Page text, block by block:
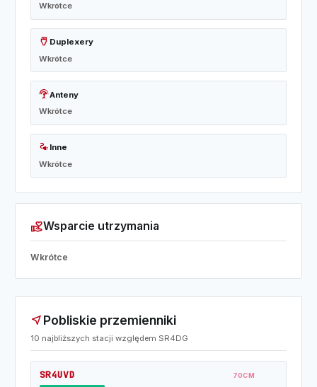
Wkrótce
settings_input_hdmi Duplexery
Wkrótce
settings_input_antennaAnteny
Wkrótce
electrical_services Inne
Wkrótce
volunteer_activismWsparcie utrzymania
Wkrótce
near_mePobliskie przemienniki
10 najbliższych stacji względem SR4DG
SR4UVD 70CM